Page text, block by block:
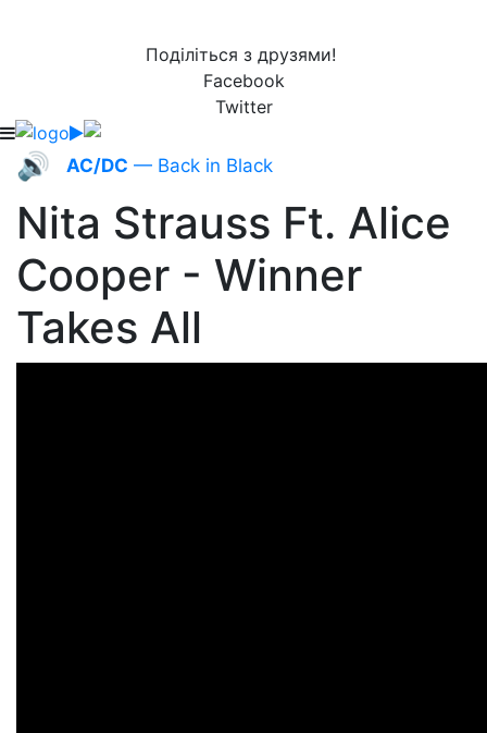
Поділіться з друзями!
Facebook
Twitter
🔊 AC/DC — Back in Black
Nita Strauss Ft. Alice
Cooper - Winner
Takes All